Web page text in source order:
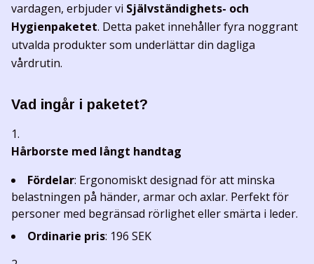
vardagen, erbjuder vi Självständighets- och
Hygienpaketet. Detta paket innehåller fyra noggrant
utvalda produkter som underlättar din dagliga
vårdrutin.
Vad ingår i paketet?
Hårborste med långt handtag
Fördelar: Ergonomiskt designad för att minska
belastningen på händer, armar och axlar. Perfekt för
personer med begränsad rörlighet eller smärta i leder.
Ordinarie pris: 196 SEK